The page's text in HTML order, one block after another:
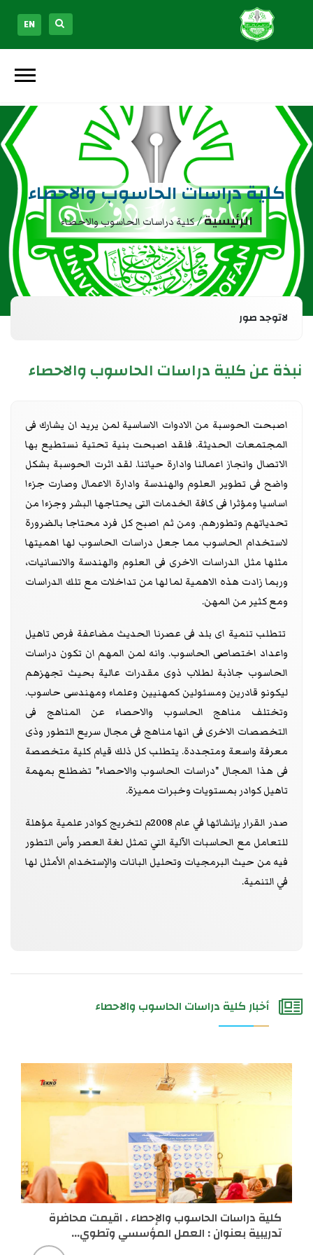
EN
كلية دراسات الحاسوب والاحصاء
الرئيسية/كلية دراسات الحاسوب والاحصاء
لاتوجد صور
نبذة عن كلية دراسات الحاسوب والاحصاء
اصبحت الحوسبة من الادوات الاساسية لمن يريد ان يشارك فى
المجتمعات الحديثة. فلقد اصبحت بنية تحتية نستطيع بها
الاتصال وانجاز اعمالنا وادارة حياتنا. لقد اثرت الحوسبة بشكل
واضح فى تطوير العلوم والهندسة وادارة الاعمال وصارت جزءا
اساسيا ومؤثرا فى كافة الخدمات التى يحتاجها البشر وجزءا من
تحدياتهم وتطورهم. ومن ثم اصبح كل فرد محتاجا بالضرورة
لاستخدام الحاسوب مما جعل دراسات الحاسوب لها اهميتها
مثلها مثل الدراسات الاخرى فى العلوم والهندسة والانسانيات،
وربما زادت هذه الاهمية لما لها من تداخلات مع تلك الدراسات
ومع كثير من المهن.
تتطلب تنمية اى بلد فى عصرنا الحديث مضاعفة فرص تاهيل
واعداد اختصاصى الحاسوب. وانه لمن المهم ان تكون دراسات
الحاسوب جاذبة لطلاب ذوى مقدرات عالية بحيث تجهزهم
ليكونو قادرين ومسئولين كمهنيين وعلماء ومهندسى حاسوب.
وتختلف مناهج الحاسوب والاحصاء عن المناهج فى
التخصصات الاخرى فى انها مناهج فى مجال سريع التطور وذى
معرفة واسعة ومتجددة. يتطلب كل ذلك قيام كلية متخصصة
فى هذا المجال "دراسات الحاسوب والاحصاء" تضطلع بمهمة
تاهيل كوادر بمستويات وخبرات مميزة.
صدر القرار بإنشائها في عام 2008م لتخريج كوادر علمية مؤهلة
للتعامل مع الحاسبات الآلية التي تمثل لغة العصر وأس التطور
فيه من حيث البرمجيات وتحليل البانات والإستخدام الأمثل لها
في التنمية.
أخبار كلية دراسات الحاسوب والاحصاء
كلية دراسات الحاسوب والإحصاء . اقيمت محاضرة
تدريبية بعنوان : العمل المؤسسي وتطوي...